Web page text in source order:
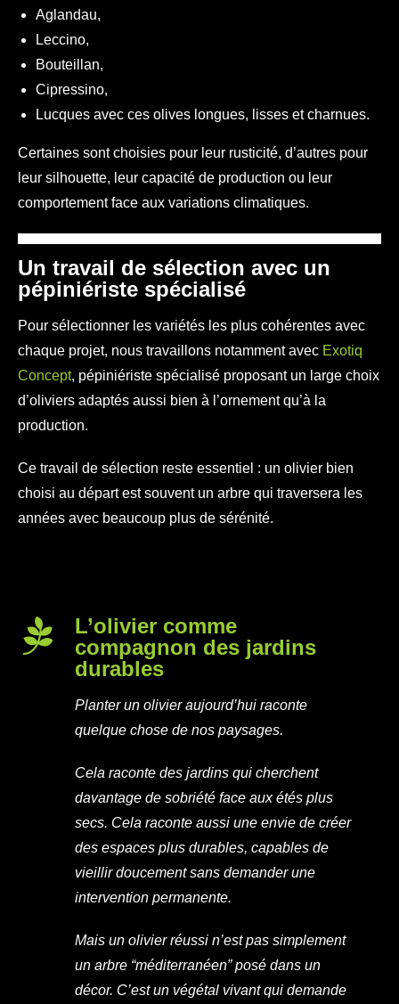
Aglandau,
Leccino,
Bouteillan,
Cipressino,
Lucques avec ces olives longues, lisses et charnues.
Certaines sont choisies pour leur rusticité, d’autres pour
leur silhouette, leur capacité de production ou leur
comportement face aux variations climatiques.
Un travail de sélection avec un
pépiniériste spécialisé
Pour sélectionner les variétés les plus cohérentes avec
chaque projet, nous travaillons notamment avec Exotiq
Concept, pépiniériste spécialisé proposant un large choix
d’oliviers adaptés aussi bien à l’ornement qu’à la
production.
Ce travail de sélection reste essentiel : un olivier bien
choisi au départ est souvent un arbre qui traversera les
années avec beaucoup plus de sérénité.
L’olivier comme
compagnon des jardins
durables
Planter un olivier aujourd’hui raconte
quelque chose de nos paysages.
Cela raconte des jardins qui cherchent
davantage de sobriété face aux étés plus
secs. Cela raconte aussi une envie de créer
des espaces plus durables, capables de
vieillir doucement sans demander une
intervention permanente.
Mais un olivier réussi n’est pas simplement
un arbre “méditerranéen” posé dans un
décor. C’est un végétal vivant qui demande